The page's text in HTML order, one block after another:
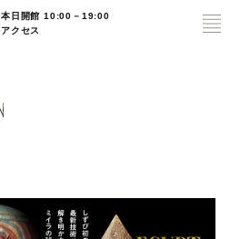
本日開館 10:00－19:00
アクセス